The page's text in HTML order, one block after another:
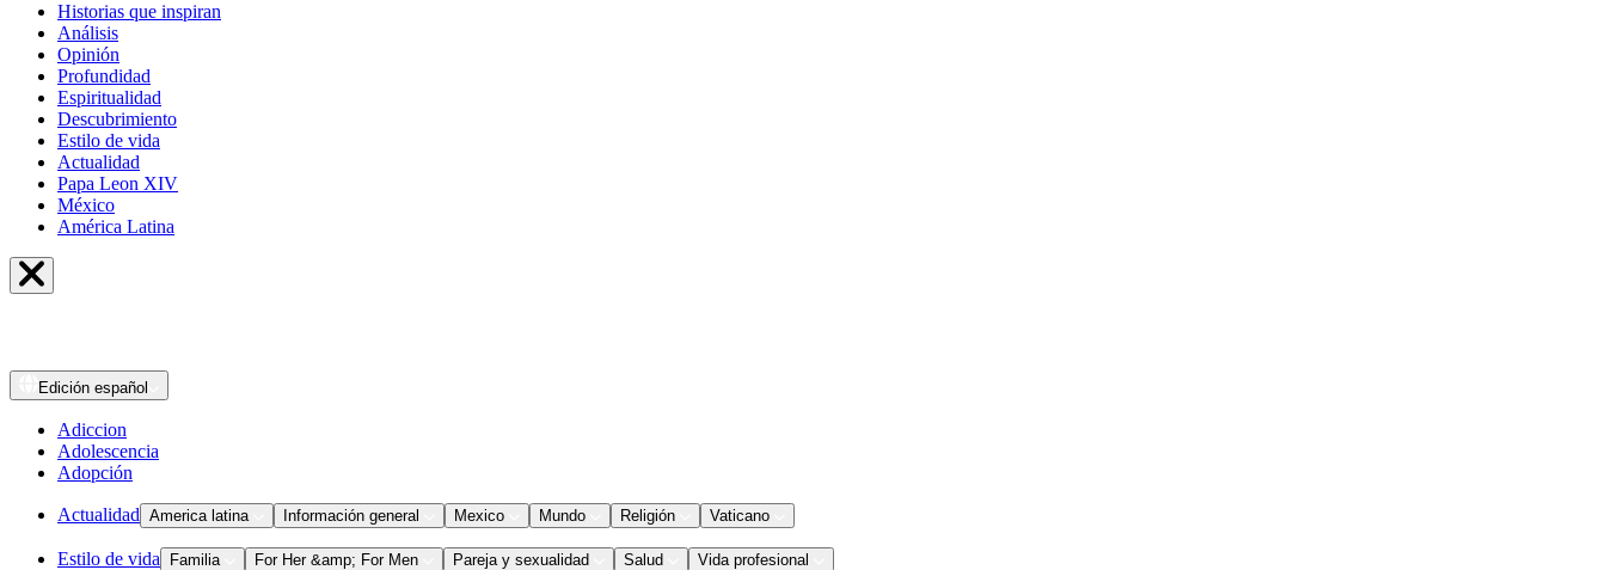
Historias que inspiran
Análisis
Opinión
Profundidad
Espiritualidad
Descubrimiento
Estilo de vida
Actualidad
Papa Leon XIV
México
América Latina
Edición español
Adiccion
Adolescencia
Adopción
Actualidad America latina Información general Mexico Mundo Religión Vaticano
Estilo de vida Familia For Her &amp; For Men Pareja y sexualidad Salud Vida profesional